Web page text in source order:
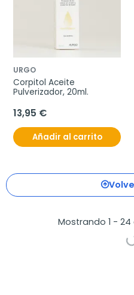
URGO
Corpitol Aceite
Pulverizador, 20ml.
13,95 €
Añadir al carrito
Mostrando 1 -